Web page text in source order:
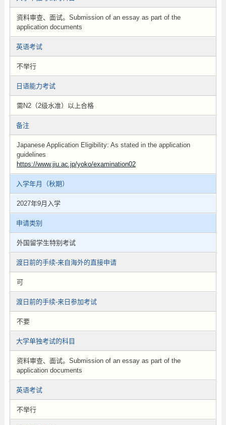
资料审查、面试。Submission of an essay as part of the
application documents
英语考试
不举行
日语能力考试
需N2（2级水准）以上合格
备注
Japanese Application Eligibility: As stated in the application
guidelines
https://www.jiu.ac.jp/yoko/examination02
入学年月（秋期）
2027年9月入学
申请类别
外国留学生特别考试
渡日前的手续-来自海外的直接申请
可
渡日前的手续-来日参加考试
不要
大学单独考试的科目
资料审查、面试。Submission of an essay as part of the
application documents
英语考试
不举行